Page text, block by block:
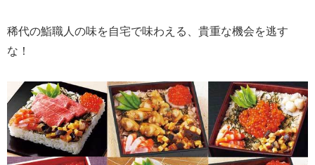
稀代の鮨職人の味を自宅で味わえる、貴重な機会を逃す
な！